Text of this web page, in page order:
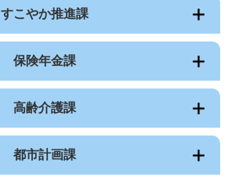
すこやか推進課
保険年金課
高齢介護課
都市計画課